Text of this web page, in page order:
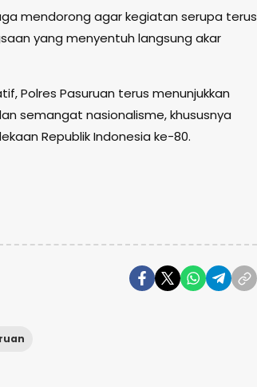
mendorong agar kegiatan serupa terus
yang menyentuh langsung akar
Polres Pasuruan terus menunjukkan
semangat nasionalisme, khususnya
Republik Indonesia ke-80.